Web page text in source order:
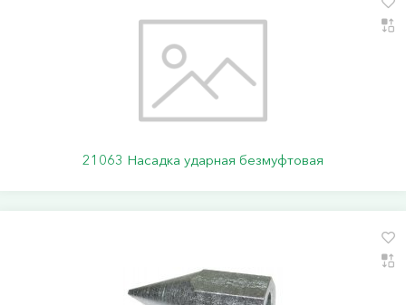
21063 Насадка ударная безмуфтовая